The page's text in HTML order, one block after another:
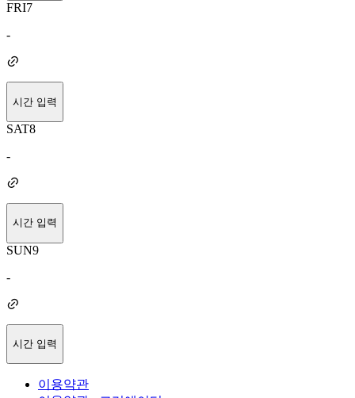
FRI7
-
시간 입력
SAT8
-
시간 입력
SUN9
-
시간 입력
이용약관